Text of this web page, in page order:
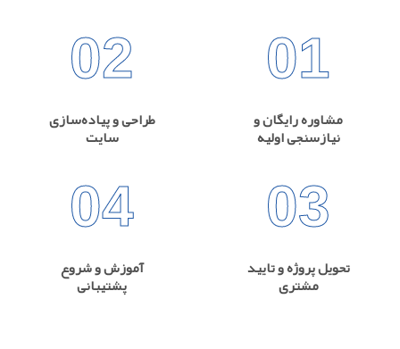
01
مشاوره رایگان و
نیازسنجی اولیه
02
طراحی و پیاده‌سازی
سایت
03
تحویل پروژه و تایید
مشتری
04
آموزش و شروع
پشتیبانی